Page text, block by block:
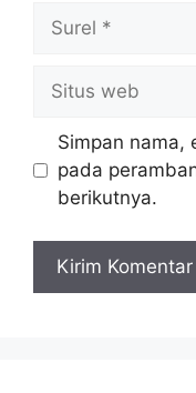
Surel
Situs
web
Simpan nama,
pada
berikutnya.